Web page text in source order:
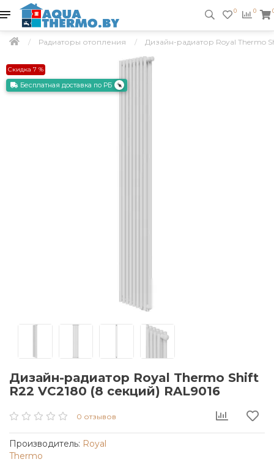
0 0
Радиаторы отопления Дизайн-радиатор Royal Thermo
Скидка 7 %
Бесплатная доставка по РБ
Дизайн-радиатор Royal Thermo Shift
R22 VC2180 (8 секций) RAL9016
0 отзывов
Производитель: Royal
Thermo